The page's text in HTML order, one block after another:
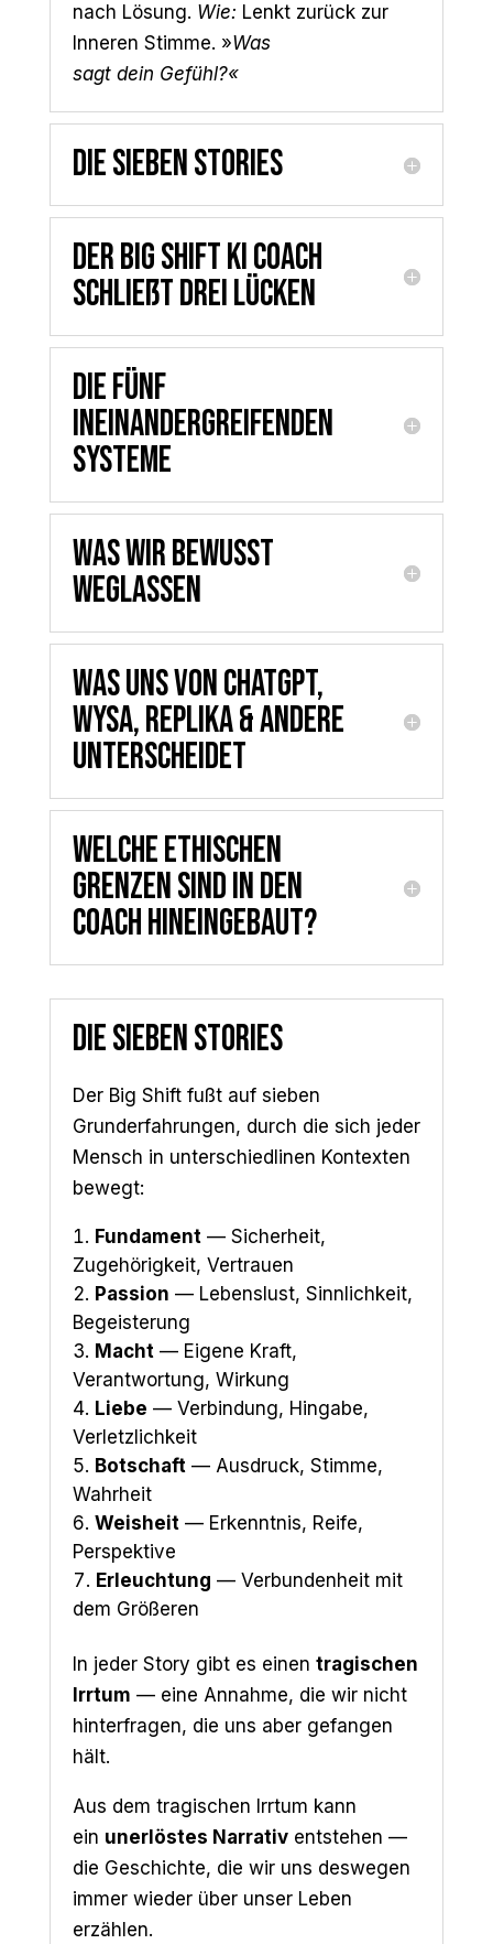
nach Lösung. Wie: Lenkt zurück zur
Inneren Stimme. »Was
sagt dein Gefühl?«
Die sieben Stories
Der Big Shift KI Coach
schließt drei Lücken
Die fünf
ineinandergreifenden
Systeme
Was wir bewusst
weglassen
Was uns von ChatGPT,
Wysa, Replika & andere
unterscheidet
Welche ethischen
Grenzen sind in den
Coach hineingebaut?
Die sieben Stories
Der Big Shift fußt auf sieben
Grunderfahrungen, durch die sich jeder
Mensch in unterschiedlinen Kontexten
bewegt:
Fundament — Sicherheit,
Zugehörigkeit, Vertrauen
Passion — Lebenslust, Sinnlichkeit,
Begeisterung
Macht — Eigene Kraft,
Verantwortung, Wirkung
Liebe — Verbindung, Hingabe,
Verletzlichkeit
Botschaft — Ausdruck, Stimme,
Wahrheit
Weisheit — Erkenntnis, Reife,
Perspektive
Erleuchtung — Verbundenheit mit
dem Größeren
In jeder Story gibt es einen tragischen
Irrtum — eine Annahme, die wir nicht
hinterfragen, die uns aber gefangen
hält.
Aus dem tragischen Irrtum kann
ein unerlöstes Narrativentstehen —
die Geschichte, die wir uns deswegen
immer wieder über unser Leben
erzählen.